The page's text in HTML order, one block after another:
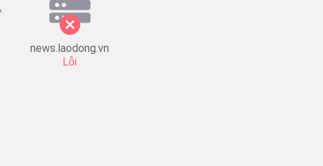
news.laodong.vn
Lỗi